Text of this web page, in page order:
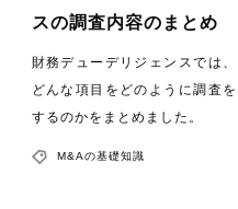
スの調査内容のまとめ
財務デューデリジェンスでは、
どんな項目をどのように調査を
するのかをまとめました。
M&Aの基礎知識